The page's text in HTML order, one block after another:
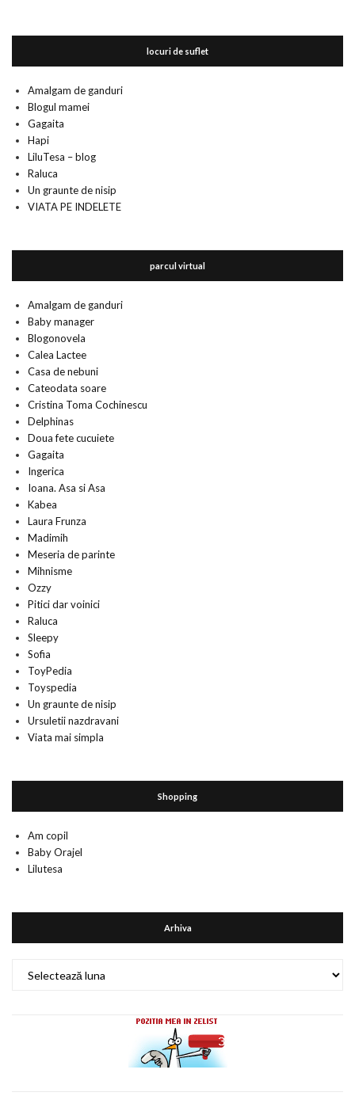
locuri de suflet
Amalgam de ganduri
Blogul mamei
Gagaita
Hapi
LiluTesa – blog
Raluca
Un graunte de nisip
VIATA PE INDELETE
parcul virtual
Amalgam de ganduri
Baby manager
Blogonovela
Calea Lactee
Casa de nebuni
Cateodata soare
Cristina Toma Cochinescu
Delphinas
Doua fete cucuiete
Gagaita
Ingerica
Ioana. Asa si Asa
Kabea
Laura Frunza
Madimih
Meseria de parinte
Mihnisme
Ozzy
Pitici dar voinici
Raluca
Sleepy
Sofia
ToyPedia
Toyspedia
Un graunte de nisip
Ursuletii nazdravani
Viata mai simpla
Shopping
Am copil
Baby Orajel
Lilutesa
Arhiva